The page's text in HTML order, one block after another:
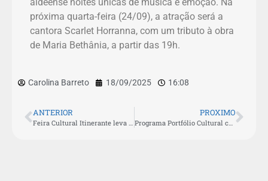
próxima quarta-feira (24/09), a atração será a
cantora Scarlet Horranna, com um tributo à obra
de Maria Bethânia, a partir das 19h.
Carolina Barreto 18/09/2025 16:08
ANTERIOR
Feira Cultural Itinerante leva atrações gratuitas para o bairro Campo Redondo
PROXIMO
Programa Portfólio Cultural chega a novos bairros de São Pedro da Aldeia nesta segunda (22) e terça (23)